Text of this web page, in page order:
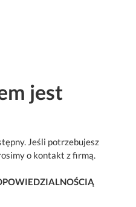
jest
Jeśli potrzebujesz
o kontakt z firmą.